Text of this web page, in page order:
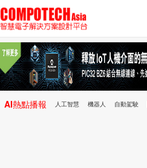
AI熱點播報 人工智慧 機器人 自動駕駛